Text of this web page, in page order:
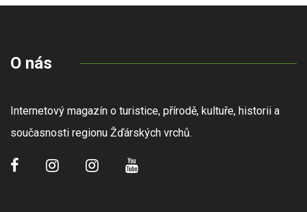
O nás
Internetový magazín o turistice, přírodě, kultuře, historii a
současnosti regionu Žďárských vrchů.